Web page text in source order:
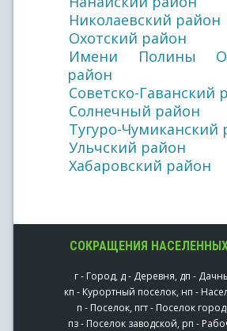
Николаевский район
Охотский район
Имени Полины
район
Советско-Гаванский
Солнечный район
Тугуро-Чумиканский
Ульчский район
Хабаровский район
СОКРАЩЕНИЯ
г - Город, д - Деревня, дп -
кп - Курортный поселок, нп -
п - Поселок, пгт - Поселок
пз - Поселок заводской, рп -